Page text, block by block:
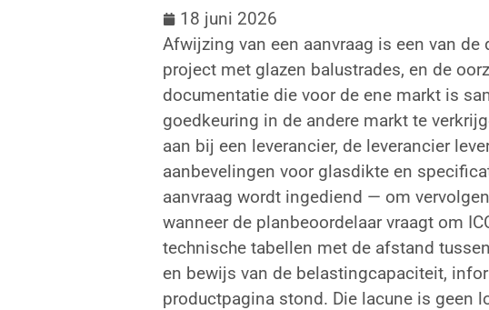
18 juni 2026
Afwijzing van een aanvraag is een van de
project met glazen balustrades, en de
documentatie die voor de ene markt is
goedkeuring in de andere markt te
aan bij een leverancier, de leverancier
aanbevelingen voor glasdikte en
aanvraag wordt ingediend — om
wanneer de planbeoordelaar vraagt om
technische tabellen met de afstand
en bewijs van de belastingcapaciteit,
productpagina stond. Die lacune is geen